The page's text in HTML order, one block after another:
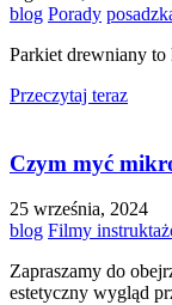
blog Porady
Parkiet drewniany to
Przeczytaj teraz
Czym myć
25 września, 2024
blog Filmy
Zapraszamy do
estetyczny wygląd